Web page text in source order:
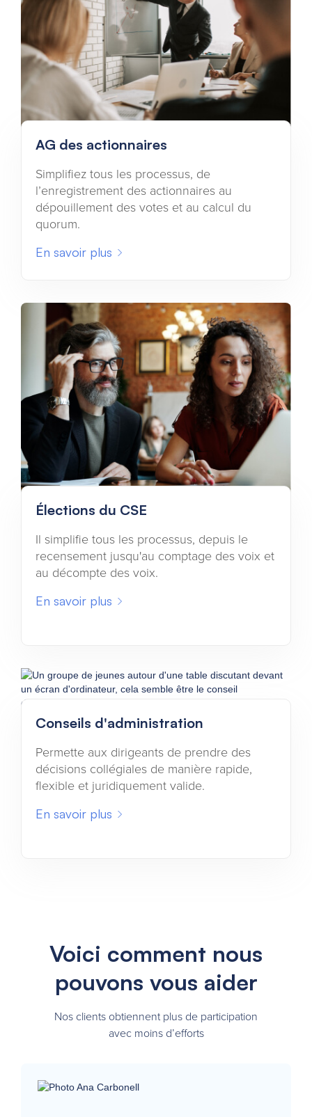
AG des actionnaires
Simplifiez tous les processus, de
l’enregistrement des actionnaires au
dépouillement des votes et au calcul du
quorum.
En savoir plus
Élections du CSE
Il simplifie tous les processus, depuis le
recensement jusqu'au comptage des voix et
au décompte des voix.
En savoir plus
Conseils d'administration
Permette aux dirigeants de prendre des
décisions collégiales de manière rapide,
flexible et juridiquement valide.
En savoir plus
Voici comment nous
pouvons vous aider
Nos clients obtiennent plus de participation
avec moins d’efforts